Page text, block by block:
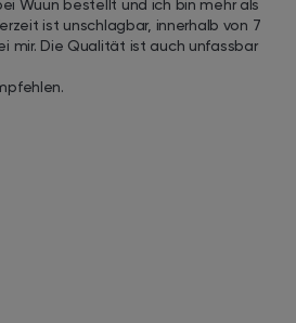
ist unschlagbar, innerhalb von 7
mir. Die Qualität ist auch unfassbar